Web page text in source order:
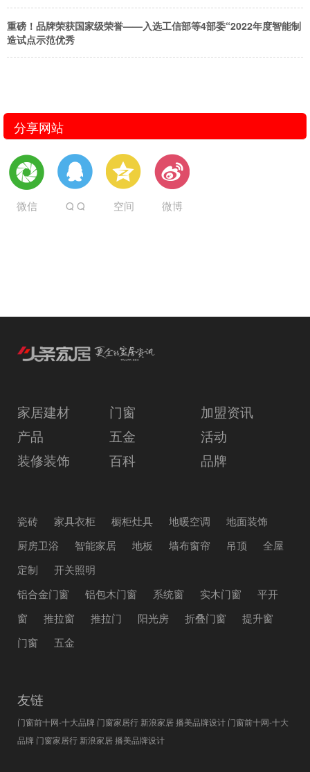
重磅！品牌荣获国家级荣誉——入选工信部等4部委“2022年度智能制
造试点示范优秀
分享网站
微信 Q Q 空间 微博
家居建材 门窗
加盟资讯
产品
五金
活动
装修装饰
百科 品牌
瓷砖 家具衣柜 橱柜灶具 地暖空调
地面装饰
厨房卫浴
智能家居 地板 墙布窗帘 吊顶
全屋
定制
开关照明
铝合金门窗
铝包木门窗 系统窗 实木门窗
平开
窗
推拉窗 推拉门 阳光房 折叠门窗
提升窗
门窗
五金
友链
门窗前十网-十大品牌 门窗家居行 新浪家居播美品牌设计 门窗前十网-十大
品牌 门窗家居行 新浪家居播美品牌设计